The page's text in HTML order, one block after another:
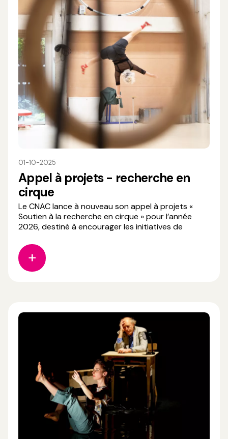
01-10-2025
Appel à projets - recherche en
cirque
Le CNAC lance à nouveau son appel à projets «
Soutien à la recherche en cirque » pour l’année
2026, destiné à encourager les initiatives de
chercheuses et chercheurs. Les candidatures sont
à soumettre par email à l’adresse
recherche@cnac.fr avant le